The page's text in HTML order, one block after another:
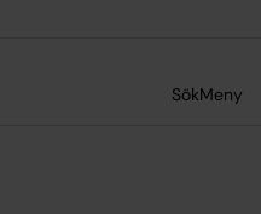
SökMeny